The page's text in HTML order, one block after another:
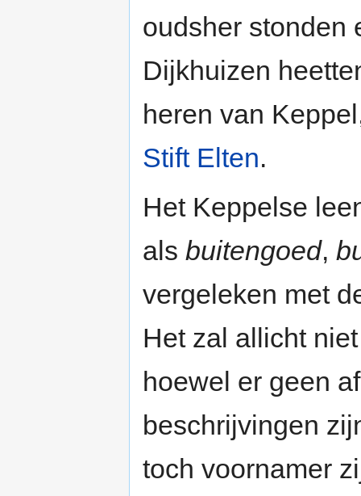
oudsher stonden
Dijkhuizen
heren van
Stift Elten.
Het Keppelse
als buitengoed,
vergeleken met
Het zal allicht
hoewel er geen
beschrijvingen
toch voornamer